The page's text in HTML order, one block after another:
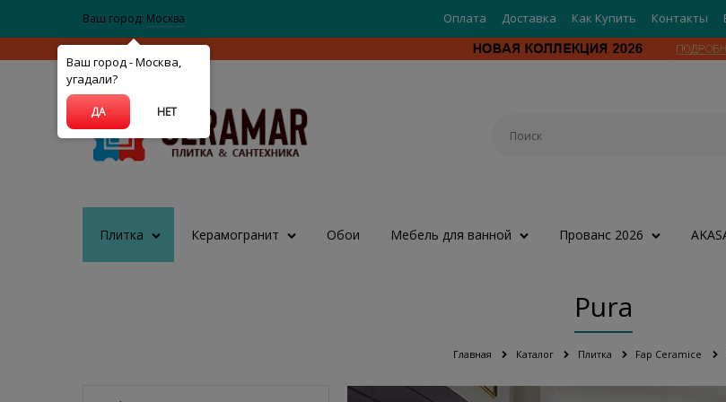
Ваш город: Москва Оплата Доставка Как Купить Контакты
Плитка Керамогранит Обои Мебель для ванной Прованс 2026
Pura
Главная Каталог Плитка Fap Ceramice
Ваш город - Москва,
угадали?
ДА НЕТ